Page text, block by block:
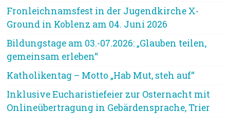
Fronleichnamsfest in der Jugendkirche X-
Ground in Koblenz am 04. Juni 2026
Bildungstage am 03.-07.2026: „Glauben teilen,
gemeinsam erleben“
Katholikentag – Motto „Hab Mut, steh auf“
Inklusive Eucharistiefeier zur Osternacht mit
Onlineübertragung in Gebärdensprache, Trier